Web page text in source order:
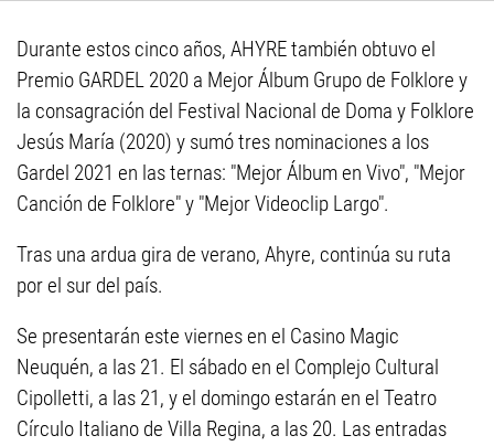
Durante estos cinco años, AHYRE también obtuvo el
Premio GARDEL 2020 a Mejor Álbum Grupo de Folklore y
la consagración del Festival Nacional de Doma y Folklore
Jesús María (2020) y sumó tres nominaciones a los
Gardel 2021 en las ternas: "Mejor Álbum en Vivo", "Mejor
Canción de Folklore" y "Mejor Videoclip Largo".
Tras una ardua gira de verano, Ahyre, continúa su ruta
por el sur del país.
Se presentarán este viernes en el Casino Magic
Neuquén, a las 21. El sábado en el Complejo Cultural
Cipolletti, a las 21, y el domingo estarán en el Teatro
Círculo Italiano de Villa Regina, a las 20. Las entradas